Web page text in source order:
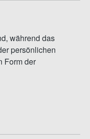
während das
persönlichen
Form der